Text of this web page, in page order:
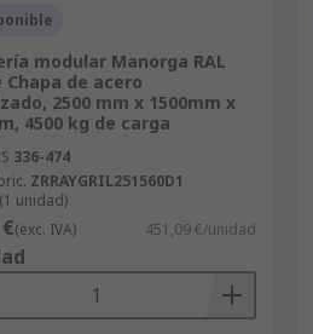
modular Manorga RAL
Chapa de acero
2500 mm x 1500mm x
4500 kg de carga
336-474
ZRRAYGRIL251560D1
unidad)
(exc. IVA) 451,09 €/unidad